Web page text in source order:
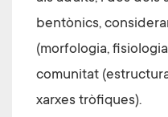
bentònics,
(morfologia,
comunitat
xarxes tròfiques).